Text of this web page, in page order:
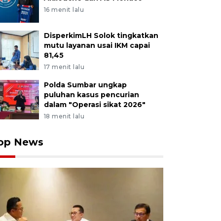
16 menit lalu
DisperkimLH Solok tingkatkan
mutu layanan usai IKM capai
81,45
17 menit lalu
Polda Sumbar ungkap
puluhan kasus pencurian
dalam "Operasi sikat 2026"
18 menit lalu
News